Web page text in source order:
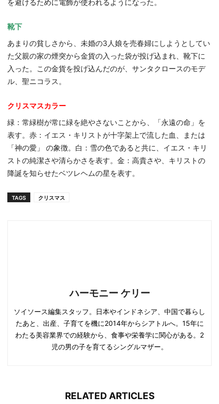
を避けるために電飾が使われるようになった。
靴下
あまりの貧しさから、未婚の3人娘を売春婦にしようとしてい
た父親の家の煙突から金貨の入った袋が投げ込まれ、靴下に
入った。この金貨を投げ込んだのが、サンタクロースのモデ
ル、聖ニコラス。
クリスマスカラー
緑：常緑樹が常に緑を絶やさないことから、「永遠の命」を
表す。赤：イエス・キリストが十字架上で流した血、または
「神の愛」 の象徴。白：雪の色であると共に、イエス・キリ
ストの純潔さや清らかさを表す。金：高貴さや、キリストの
降誕を知らせたベツレヘムの星を表す。
TAGS クリスマス
ハーモニー ケリー
ソイソース編集スタッフ。日本やインドネシア、中国で暮らし
たあと、出産、子育てを機に2014年からシアトルへ。15年に
わたる美容業界での経験から、食事や栄養学に関心がある。2
児の男の子を育てるシングルマザー。
RELATED ARTICLES